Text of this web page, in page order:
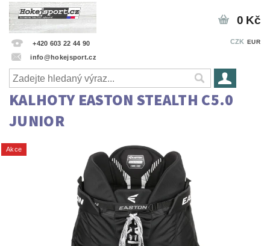
+420 603 22 44 90
info@hokejsport.cz
CZK EUR
0 Kč
KALHOTY EASTON STEALTH C5.0
JUNIOR
Akce